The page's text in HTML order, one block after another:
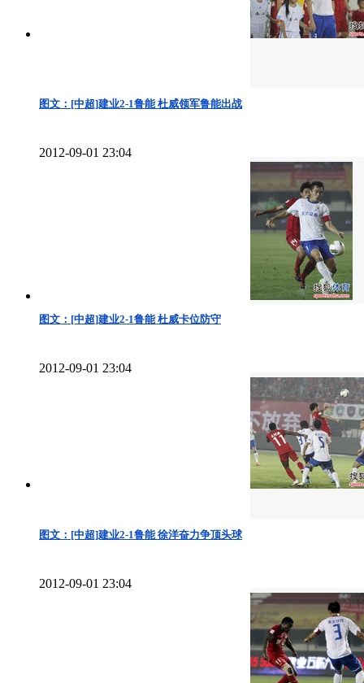
图文：[中超]建业2-1鲁能 杜威领军鲁能出战
2012-09-01 23:04
图文：[中超]建业2-1鲁能 杜威卡位防守
2012-09-01 23:04
图文：[中超]建业2-1鲁能 徐洋奋力争顶头球
2012-09-01 23:04